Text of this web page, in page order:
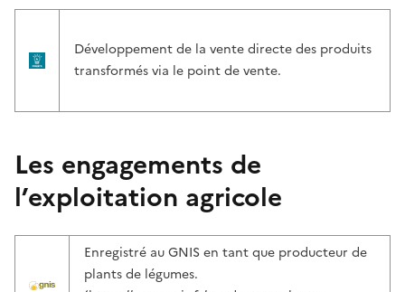
Développement de la vente directe des produits
transformés via le point de vente.
Les engagements de
l’exploitation agricole
Enregistré au GNIS en tant que producteur de
plants de légumes.